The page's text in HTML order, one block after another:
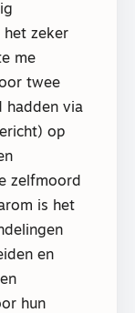
het zeker
me
twee
hadden via
op
zelfmoord
is het
en
hun